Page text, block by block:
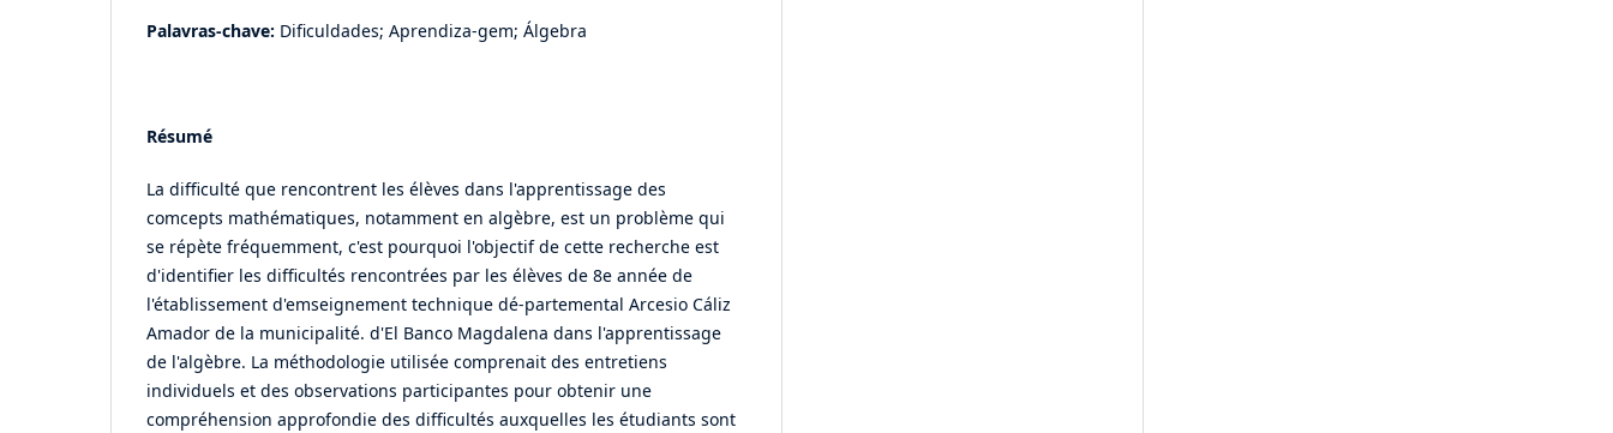
Palavras-chave: Dificuldades; Aprendiza-gem; Álgebra
Résumé
La difficulté que rencontrent les élèves dans l'apprentissage des
comcepts mathématiques, notamment en algèbre, est un problème qui
se répète fréquemment, c'est pourquoi l'objectif de cette recherche est
d'identifier les difficultés rencontrées par les élèves de 8e année de
l'établissement d'emseignement technique dé-partemental Arcesio Cáliz
Amador de la municipalité. d'El Banco Magdalena dans l'apprentissage
de l'algèbre. La méthodologie utilisée comprenait des entretiens
individuels et des observations participantes pour obtenir une
compréhension approfondie des difficultés auxquelles les étudiants sont